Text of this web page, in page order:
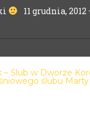
11 grudnia, 2012
– Ślub w Dworze
ślubu Marty